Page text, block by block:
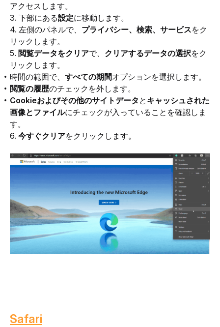
アクセスします。
3. 下部にある設定に移動します。
4. 左側のパネルで、 プライバシー、検索、サービスをク
リックします。
5. 閲覧データをクリアで、 クリアするデータの選択をク
リックします。
時間の範囲で、 すべての期間オプションを選択します。
閲覧の履歴のチェックを外します。
Cookieおよびその他のサイトデータ と キャッシュされた
画像とファイルにチェックが入っていることを確認しま
す。
6. 今すぐクリアをクリックします。
Safari